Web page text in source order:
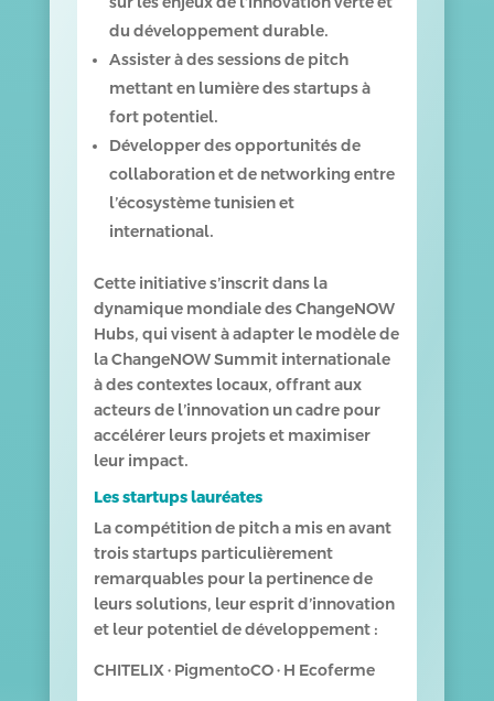
du développement durable.
Assister à des sessions de pitch
mettant en lumière des startups à
fort potentiel.
Développer des opportunités de
collaboration et de networking entre
l’écosystème tunisien et
international.
Cette initiative s’inscrit dans la
dynamique mondiale des ChangeNOW
Hubs, qui visent à adapter le modèle de
la ChangeNOW Summit internationale
à des contextes locaux, offrant aux
acteurs de l’innovation un cadre pour
accélérer leurs projets et maximiser
leur impact.
Les startups lauréates
La compétition de pitch a mis en avant
trois startups particulièrement
remarquables pour la pertinence de
leurs solutions, leur esprit d’innovation
et leur potentiel de développement :
CHITELIX · PigmentoCO · H Ecoferme